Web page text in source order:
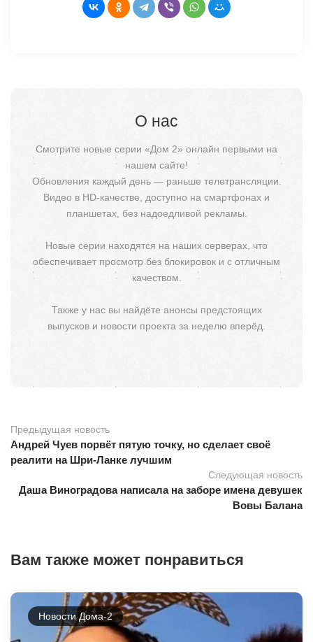
О нас
Смотрите новые серии «Дом 2» онлайн первыми на
нашем сайте!
Обновления каждый день — раньше телетрансляции.
Видео в HD-качестве, доступно на смартфонах и
планшетах, без надоедливой рекламы.
Новые серии находятся на наших серверах, что
обеспечивает просмотр без блокировок и с отличным
качеством.
Также у нас вы найдёте анонсы предстоящих
выпусков и новости проекта за неделю вперёд.
Предыдущая новость
Андрей Чуев порвёт пятую точку, но сделает своё
реалити на Шри-Ланке лучшим
Следующая новость
Даша Виноградова написала на заборе имена девушек
Вовы Балана
Вам также может понравиться
Новости Дома-2